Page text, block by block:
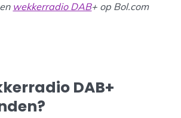
wekkerradio DAB+ op Bol.com
DAB+